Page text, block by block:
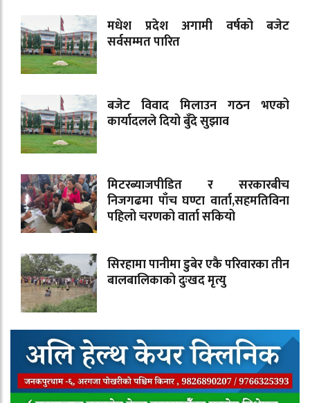
मधेश प्रदेश अगामी वर्षको बजेट
सर्वसम्मत पारित
बजेट विवाद मिलाउन गठन भएको
कार्यादलले दियो बुँदे सुझाव
मिटरब्याजपीडित र सरकारबीच
निजगढमा पाँच घण्टा वार्ता,सहमतिविना
पहिलो चरणको वार्ता सकियो
सिरहामा पानीमा डुबेर एकै परिवारका तीन
बालबालिकाको दुःखद मृत्यु